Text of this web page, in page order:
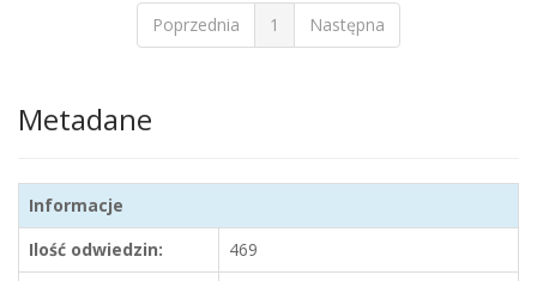
Poprzednia
1 Następna
Metadane
Informacje
Ilość odwiedzin:
469